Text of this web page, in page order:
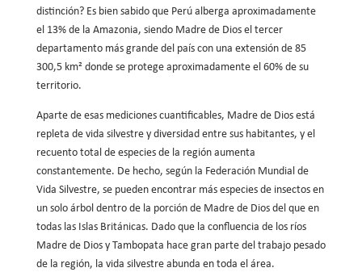
distinción? Es bien sabido que Perú alberga aproximadamente
el 13% de la Amazonia, siendo Madre de Dios el tercer
departamento más grande del país con una extensión de 85
300,5 km² donde se protege aproximadamente el 60% de su
territorio.
Aparte de esas mediciones cuantificables, Madre de Dios está
repleta de vida silvestre y diversidad entre sus habitantes, y el
recuento total de especies de la región aumenta
constantemente. De hecho, según la Federación Mundial de
Vida Silvestre, se pueden encontrar más especies de insectos en
un solo árbol dentro de la porción de Madre de Dios del que en
todas las Islas Británicas. Dado que la confluencia de los ríos
Madre de Dios y Tambopata hace gran parte del trabajo pesado
de la región, la vida silvestre abunda en toda el área.